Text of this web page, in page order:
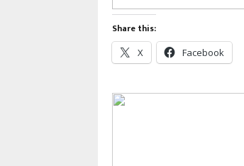
Share this:
X Facebook